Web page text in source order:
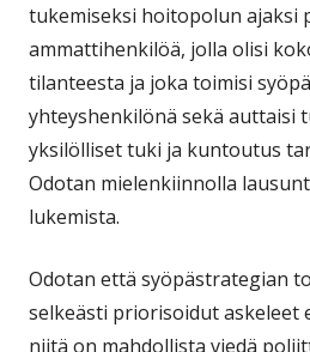
tukemiseksi hoitopolun ajaksi
ammattihenkilöä, jolla olisi
tilanteesta ja joka toimisi
yhteyshenkilönä sekä auttaisi
yksilölliset tuki ja kuntoutus
Odotan mielenkiinnolla
lukemista.
Odotan että syöpästrategian
selkeästi priorisoidut askeleet
niitä on mahdollista viedä